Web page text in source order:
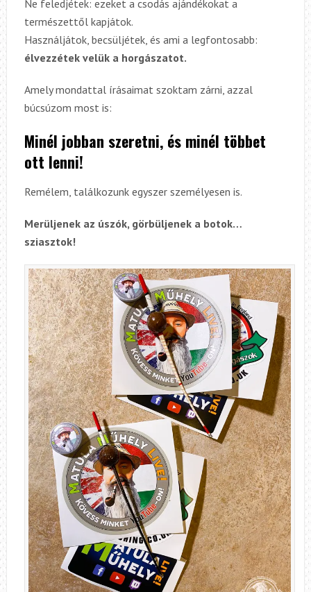
Ne feledjétek: ezeket a csodás ajándékokat a
természettől kapjátok.
Használjátok, becsüljétek, és ami a legfontosabb:
élvezzétek velük a horgászatot.
Amely mondattal írásaimat szoktam zárni, azzal
búcsúzom most is:
Minél jobban szeretni, és minél többet
ott lenni!
Remélem, találkozunk egyszer személyesen is.
Merüljenek az úszók, görbüljenek a botok…
sziasztok!